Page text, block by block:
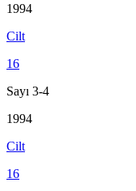
1994
Cilt
16
Sayı 3-4
1994
Cilt
16